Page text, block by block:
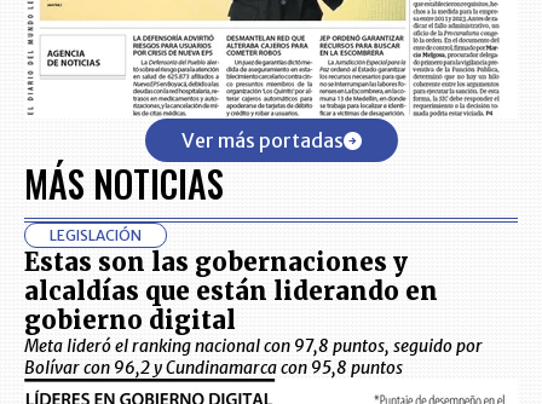
Ver más portadas
MÁS NOTICIAS
LEGISLACIÓN
Estas son las gobernaciones y
alcaldías que están liderando en
gobierno digital
Meta lideró el ranking nacional con 97,8 puntos, seguido por
Bolívar con 96,2 y Cundinamarca con 95,8 puntos